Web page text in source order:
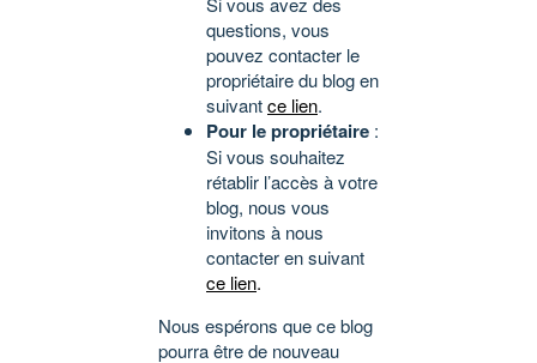
questions, vous
pouvez contacter le
propriétaire du blog en
suivantce lien.
Pour le propriétaire :
Si vous souhaitez
rétablir l’accès à votre
blog, nous vous
invitons à nous
contacter en suivant
ce lien.
Nous espérons que ce blog
pourra être de nouveau